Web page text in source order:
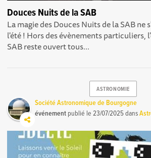
Douces Nuits de la SAB
La magie des Douces Nuits de la SAB ne
l'été ! Hors des évènements particuliers,
SAB reste ouvert tous...
ASTRONOMIE
Société Astronomique de Bourgogne
événement publié le23/07/2025dans